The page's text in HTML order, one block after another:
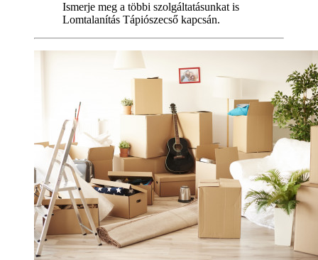
Ismerje meg a többi szolgáltatásunkat is
Lomtalanítás Tápiószecső kapcsán.